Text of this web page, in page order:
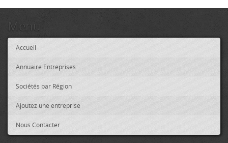
Menu
Accueil
Annuaire Entreprises
Sociétés par Région
Ajoutez une entreprise
Nous Contacter